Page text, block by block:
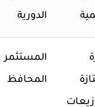
الدورية
المستثمر
المحافظ